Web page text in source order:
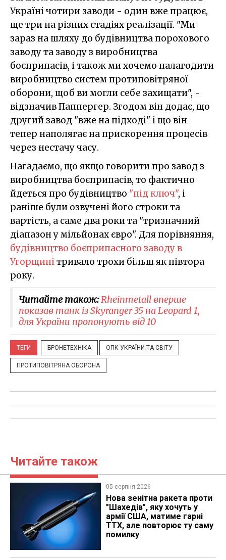
Україні чотири заводи - один вже працює,
ще три на різних стадіях реалізації. "Ми
зараз на шляху до будівництва порохового
заводу та заводу з виробництва
боєприпасів, і також ми хочемо налагодити
виробництво систем протиповітряної
оборони, щоб ви могли себе захищати", -
відзначив Паппергер. Згодом він додає, що
другий завод "вже на підході" і що він
тепер наполягає на прискорення процесів
через нестачу часу.
Нагадаємо, що якщо говорити про завод з
виробництва боєприпасів, то фактично
йдеться про будівництво "під ключ", і
раніше були озвучені його строки та
вартість, а саме два роки та "тризначний
діапазон у мільйонах євро". Для порівняння,
будівництво боєприпасного заводу в
Угорщинітривало трохи більш як півтора
року.
Читайте також:Rheinmetall вперше
показав танк із Skyranger 35 на Leopard 1,
для України пропонують від 10
ТЕГИ БРОНЕТЕХНІКА ОПК УКРАЇНИ ТА СВІТУ
ПРОТИПОВІТРЯНА ОБОРОНА
Читайте також
05 серпня 2026
Нова зенітна ракета проти
"Шахедів", яку хочуть у
армії США, матиме гарні
ТТХ, але повторює ту саму
помилку